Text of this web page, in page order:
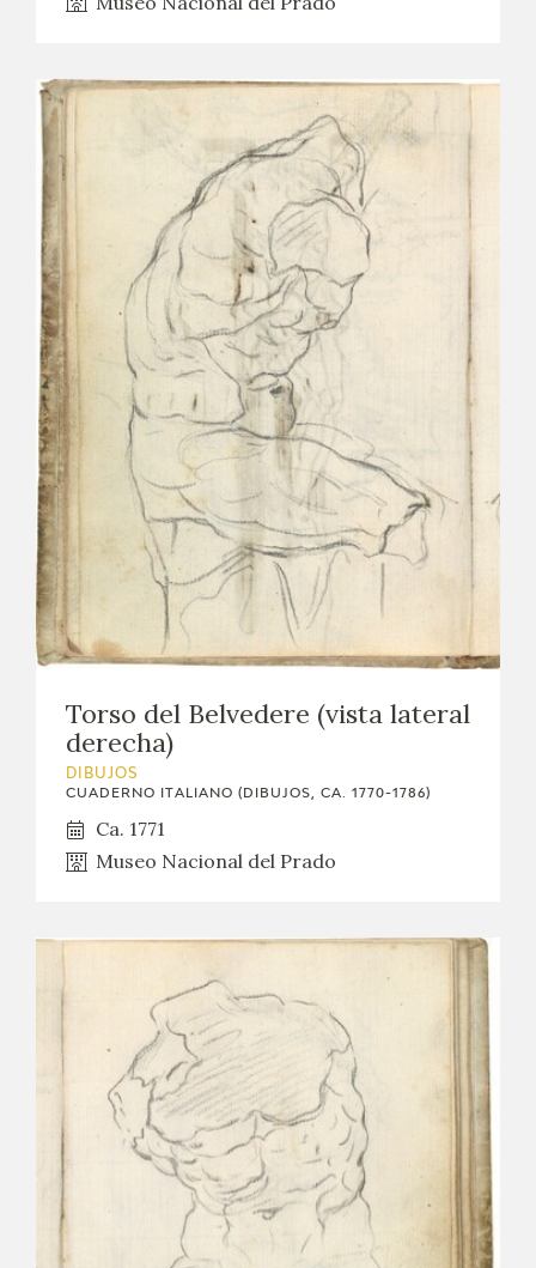
Torso del Belvedere (vista lateral
derecha)
DIBUJOS
CUADERNO ITALIANO (DIBUJOS, CA. 1770-1786)
Ca. 1771
Museo Nacional del Prado